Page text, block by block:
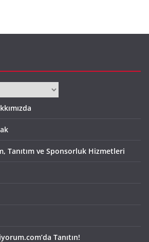
Tanıtım ve Sponsorluk Hizmetleri
Tanıtın!